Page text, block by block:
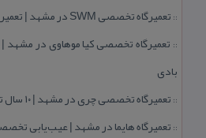
:: تعمیرگاه تخصصی SWM در مشهد | تعمیر موتور، گیربكس و عیب‌یابی برق
:: تعمیرگاه تخصصی كیا موهاوی در مشهد |
بادی
:: تعمیرگاه تخصصی چری در مشهد | ۱۰ سال تجربه و امداد خودرو
:: تعمیرگاه هایما در مشهد | عیب‌یابی